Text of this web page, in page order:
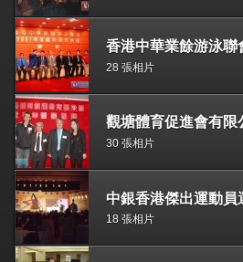
香港中華業餘游泳聯
28 張相片
30 張相片
中銀香港傑出運動員
18 張相片